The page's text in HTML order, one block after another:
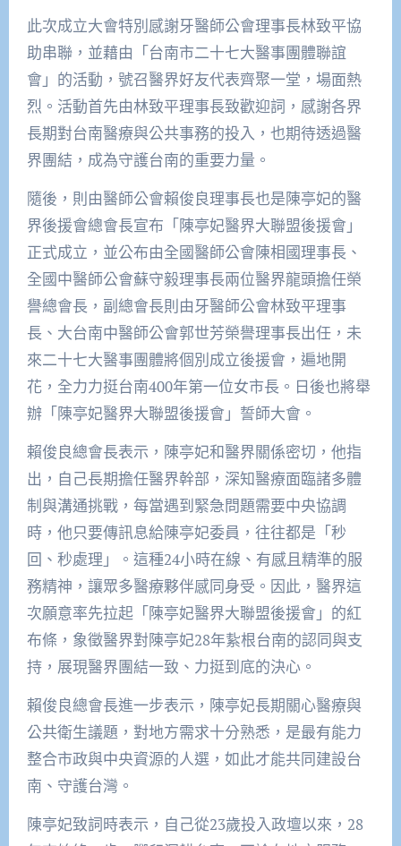
此次成立大會特別感謝牙醫師公會理事長林致平協
助串聯，並藉由「台南市二十七大醫事團體聯誼
會」的活動，號召醫界好友代表齊聚一堂，場面熱
烈。活動首先由林致平理事長致歡迎詞，感謝各界
長期對台南醫療與公共事務的投入，也期待透過醫
界團結，成為守護台南的重要力量。
隨後，則由醫師公會賴俊良理事長也是陳亭妃的醫
界後援會總會長宣布「陳亭妃醫界大聯盟後援會」
正式成立，並公布由全國醫師公會陳相國理事長、
全國中醫師公會蘇守毅理事長兩位醫界龍頭擔任榮
譽總會長，副總會長則由牙醫師公會林致平理事
長、大台南中醫師公會郭世芳榮譽理事長出任，未
來二十七大醫事團體將個別成立後援會，遍地開
花，全力力挺台南400年第一位女市長。日後也將舉
辦「陳亭妃醫界大聯盟後援會」誓師大會。
賴俊良總會長表示，陳亭妃和醫界關係密切，他指
出，自己長期擔任醫界幹部，深知醫療面臨諸多體
制與溝通挑戰，每當遇到緊急問題需要中央協調
時，他只要傳訊息給陳亭妃委員，往往都是「秒
回、秒處理」。這種24小時在線、有感且精準的服
務精神，讓眾多醫療夥伴感同身受。因此，醫界這
次願意率先拉起「陳亭妃醫界大聯盟後援會」的紅
布條，象徵醫界對陳亭妃28年紥根台南的認同與支
持，展現醫界團結一致、力挺到底的決心。
賴俊良總會長進一步表示，陳亭妃長期關心醫療與
公共衛生議題，對地方需求十分熟悉，是最有能力
整合市政與中央資源的人選，如此才能共同建設台
南、守護台灣。
陳亭妃致詞時表示，自己從23歲投入政壇以來，28